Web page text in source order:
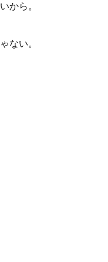
から。
ない。